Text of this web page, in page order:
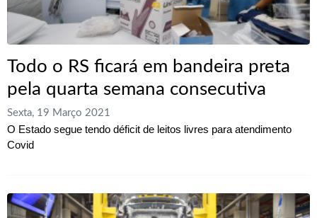
Todo o RS ficará em bandeira preta
pela quarta semana consecutiva
Sexta, 19 Março 2021
O Estado segue tendo déficit de leitos livres para atendimento
Covid